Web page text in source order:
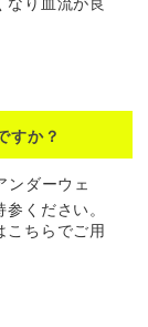
すか？
ンダーウェ
ください。
こちらでご用